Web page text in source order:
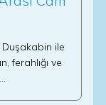
Duşakabin ile
ferahlığı ve